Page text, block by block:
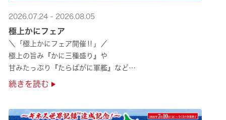
2026.07.24 - 2026.08.05
極上かにフェア
＼「極上かにフェア開催‼」／
極上の旨み『かに三種盛り』や
甘みたっぷり『たらばがに軍艦』など
絶品のかにを味わいつくせる！🦀
ぜひくら寿司へお越しください！✨
続きを読む